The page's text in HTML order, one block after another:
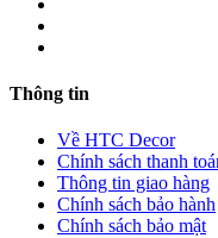
Thông tin
Về HTC Decor
Chính sách thanh
Thông tin giao hàng
Chính sách bảo hành
Chính sách bảo mật